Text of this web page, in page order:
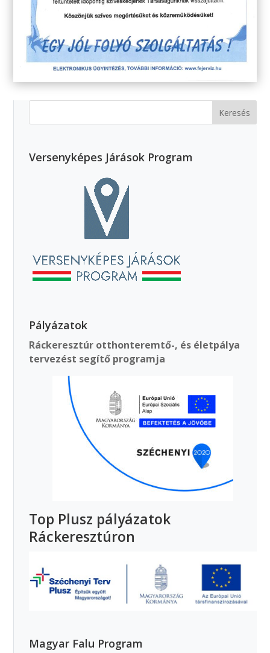
Versenyképes Járások Program
Pályázatok
Ráckeresztúr otthonteremtő-, és életpálya
tervezést segítő programja
Top Plusz pályázatok
Ráckeresztúron
Magyar Falu Program